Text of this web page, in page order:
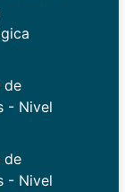
de
- Nivel
de
- Nivel